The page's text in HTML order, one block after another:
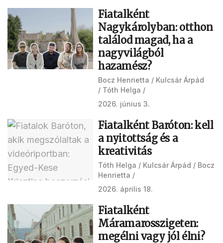
Fiatalként
Nagykárolyban: otthon
találod magad, ha a
nagyvilágból
hazamész?
Bocz Henrietta
Kulcsár Árpád
Tóth Helga
2026. június 3.
Fiatalként Baróton: kell
a nyitottság és a
kreativitás
Tóth Helga Kulcsár Árpád
Bocz
Henrietta
2026. április 18.
Fiatalként
Máramarosszigeten:
megélni vagy jól élni?